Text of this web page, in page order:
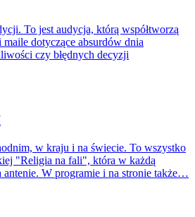
To jest audycja, którą współtworzą
maile dotyczące absurdów dnia
czy błędnych decyzji
w kraju i na świecie. To wszystko
"Religia na fali", która w każdą
antenie. W programie i na stronie także…